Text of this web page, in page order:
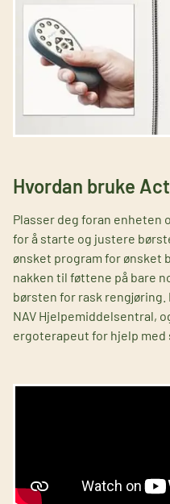
Hvordan bruke
Plasser deg foran enheten
for å starte og justere
ønsket program for ønsket
nakken til føttene på bare
børsten for rask
NAV Hjelpemiddelsentral,
ergoterapeut for hjelp med